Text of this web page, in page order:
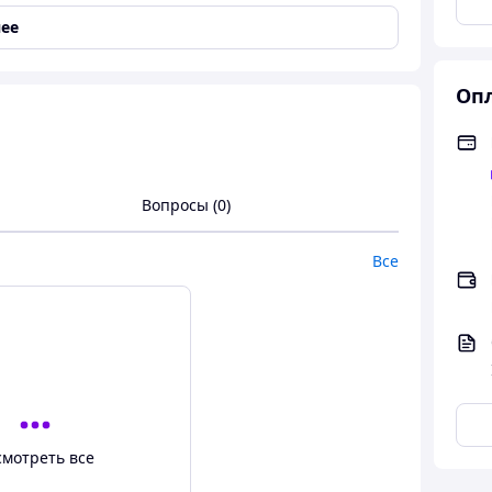
Вопросы (0)
Все
все